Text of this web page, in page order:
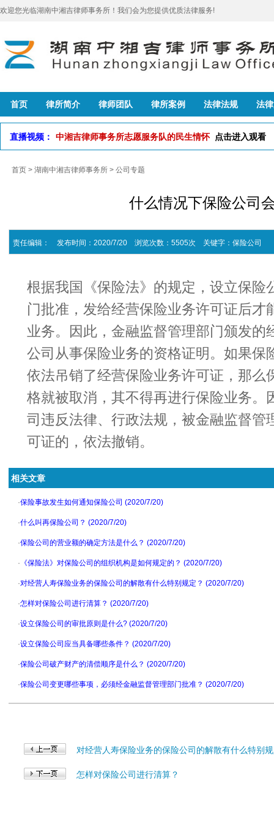
欢迎您光临湖南中湘吉律师事务所！我们会为您提供优质法律服务!
首页 律所简介 律师团队 律所案例 法律法规 法
直播视频： 中湘吉律师事务所志愿服务队的民生情怀 点击进入观看
首页 > 湖南中湘吉律师事务所 > 公司专题
什么情况下保险公司
责任编辑： 发布时间：2020/7/20 浏览次数：5505次 关键字： 保险公司
根据我国《保险法》的规定，设立保险
门批准，发给经营保险业务许可证后才
业务。因此，金融监督管理部门颁发的
公司从事保险业务的资格证明。如果保
依法吊销了经营保险业务许可证，那么
格就被取消，其不得再进行保险业务。
司违反法律、 行政法规，被金融监督管
可证的，依法撤销。
相关文章
·保险事故发生如何通知保险公司 (2020/7/20)
·什么叫再保险公司？ (2020/7/20)
·保险公司的营业额的确定方法是什么？ (2020/7/20)
· 《保险法》对保险公司的组织机构是如何规定的？ (2020/7/20)
·对经营人寿保险业务的保险公司的解散有什么特别规定？ (2020/7/20)
·怎样对保险公司进行清算？ (2020/7/20)
·设立保险公司的审批原则是什么? (2020/7/20)
·设立保险公司应当具备哪些条件？ (2020/7/20)
·保险公司破产财产的清偿顺序是什么？ (2020/7/20)
·保险公司变更哪些事项，必须经金融监督管理部门批准？ (2020/7/20)
对经营人寿保险业务的保险公司的解散有什么特别
怎样对保险公司进行清算？